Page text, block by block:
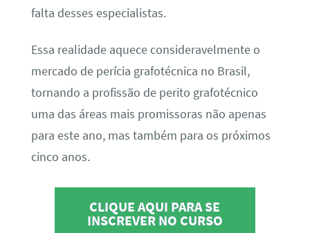
falta desses especialistas.
Essa realidade aquece consideravelmente o
mercado de perícia grafotécnica no Brasil,
tornando a profissão de perito grafotécnico
uma das áreas mais promissoras não apenas
para este ano, mas também para os próximos
cinco anos.
CLIQUE AQUI PARA SE
INSCREVER NO CURSO